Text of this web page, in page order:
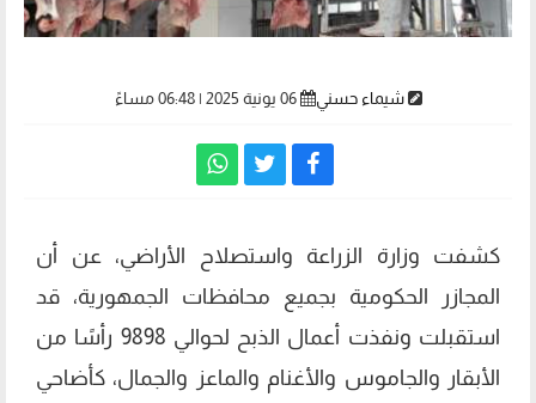
شيماء حسني 06 يونية 2025 | 06:48 مساءً
كشفت وزارة الزراعة واستصلاح الأراضي، عن أن
المجازر الحكومية بجميع محافظات الجمهورية، قد
استقبلت ونفذت أعمال الذبح لحوالي 9898 رأسًا من
الأبقار والجاموس والأغنام والماعز والجمال، كأضاحي